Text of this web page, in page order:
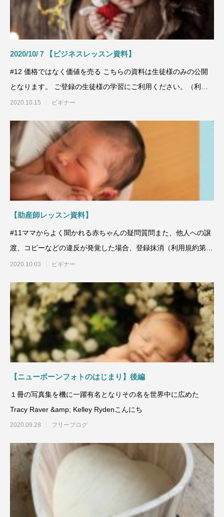
2020/10/７【ビジネスレッスン資料】
#12 価格ではなく価値を売る こちらの資料は生徒様のみの公開
となります。 ご登録の生徒様の学習にご利用ください。（利用
規約第5条
2020.10.15 ビギナー
【助産師レッスン資料】
#11ママからよく聞かれる赤ちゃんの疑問質問また、他人への譲
渡、コピーなどの違反が発覚した場合、登録抹消（利用規約第7
条）、法的処
2020.10.03 ビギナー
【ニューボーンフォトのはじまり】後編
１冊の写真集を機に一躍有名となりその名を世界中に広めた
Tracy Raver &amp; Kelley Rydenこんにち
2020.09.28 フリーブログ